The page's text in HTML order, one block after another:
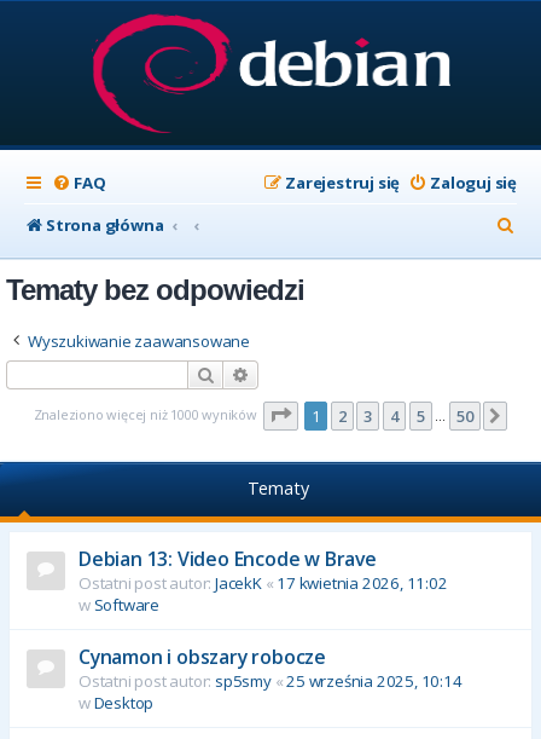
FAQ Zaloguj się
Zarejestruj się
Strona główna
z
Tematy bez odpowiedzi
Wyszukiwanie zaawansowane
Szukaj
Znaleziono więcej niż 1000 wyników Strona z50
1 2 3 4 5 … 50
Tematy
Debian 13: Video Encode w Brave
Ostatni post autor: JacekK« 17 kwietnia 2026, 11:02
w Software
Cynamon i obszary robocze
Ostatni post autor: sp5smy«25 września 2025, 10:14
wDesktop